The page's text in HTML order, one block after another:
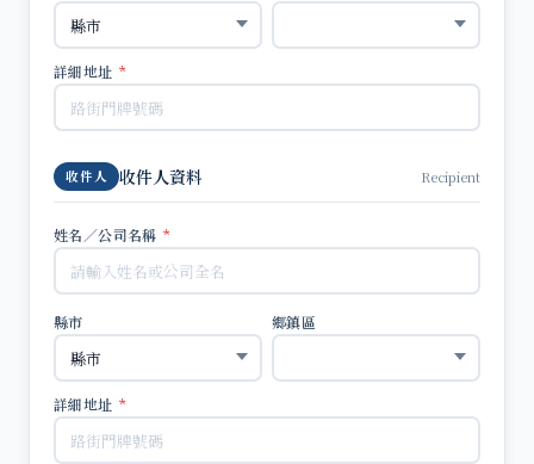
詳細地址 *
收件人 收件人資料 Recipient
姓名／公司名稱 *
縣市 鄉鎮區
詳細地址 *